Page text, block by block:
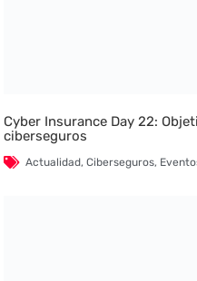
Cyber Insurance Day 22:
ciberseguros
Actualidad,Ciberseguros,